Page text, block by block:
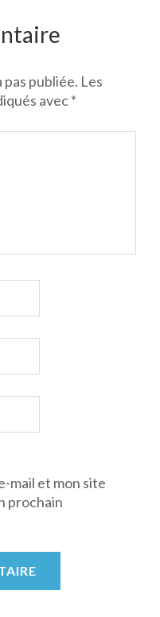
publiée. Les
avec*
mail et mon site
prochain